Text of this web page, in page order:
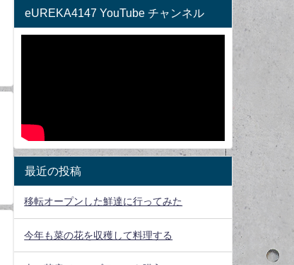
eUREKA4147 YouTube チャンネル
最近の投稿
移転オープンした鮮達に行ってみた
今年も菜の花を収穫して料理する